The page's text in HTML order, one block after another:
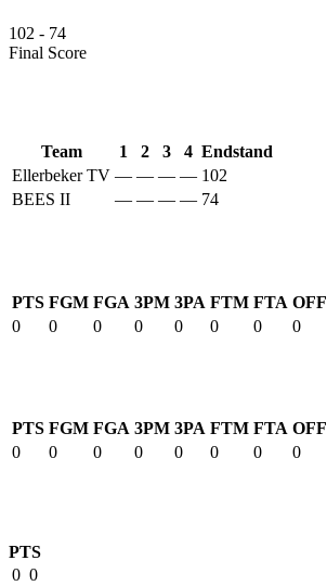
102 - 74
Final Score
Team 1 2 3 4 Endstand
Ellerbeker TV — — — — 102
BEES II
— — — — 74
PTS FGM FGA 3PM 3PA FTM FTA OFF
0
0 0 0 0 0 0 0
PTS FGM FGA 3PM 3PA FTM FTA OFF
0
0 0 0 0 0 0 0
PTS
0 0